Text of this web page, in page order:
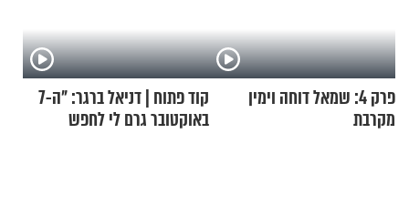
פרק 4: שמאל דוחה וימין
מקרבת
קוד פתוח | דניאל ברגר: "ה-7
באוקטובר גרם לי לחפש